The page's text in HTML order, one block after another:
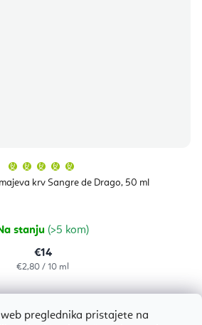
preglednika pristajete na
krv Sangre de Drago, 50 ml
proizvoda
je
zvjezdica.
stanju (>5 kom)
€14
Izračunaj
€2,80 / 10 ml